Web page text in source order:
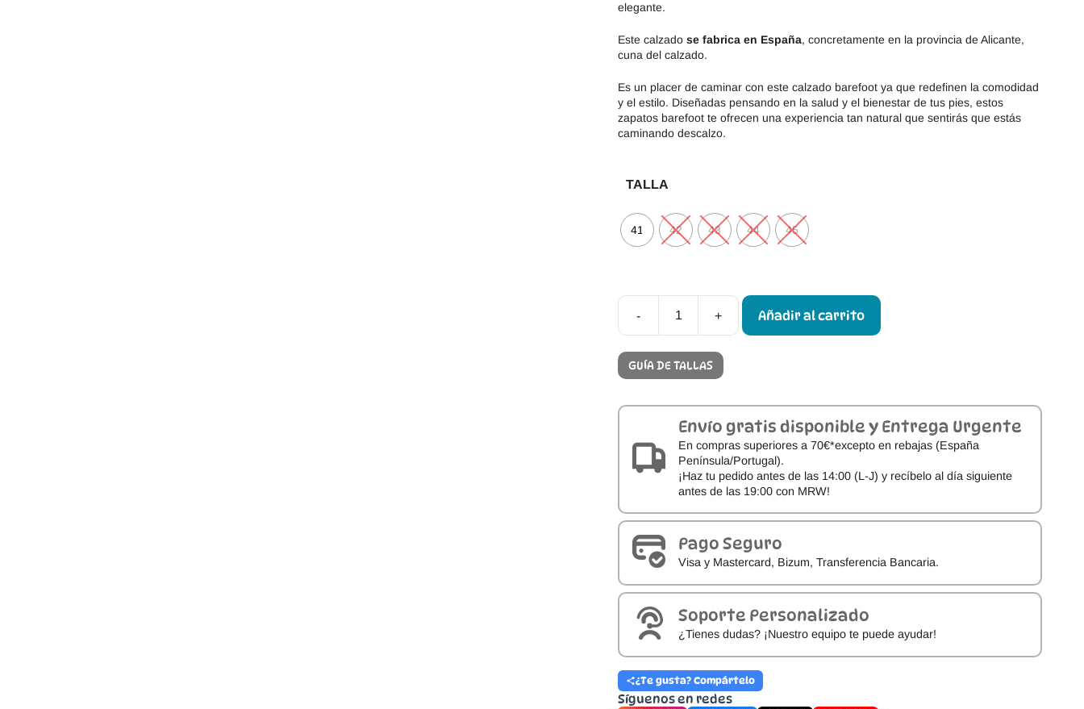
elegante.
Este calzado se fabrica en España, concretamente en la provincia de Alicante,
cuna del calzado.
Es un placer de caminar con este calzado barefoot ya que redefinen la comodidad
y el estilo. Diseñadas pensando en la salud y el bienestar de tus pies, estos
zapatos barefoot te ofrecen una experiencia tan natural que sentirás que estás
caminando descalzo.
TALLA
41 42 43 44 45
-
Zapatos
Respetuosos
Dispares
Mimosos
Marino
+ Añadir al carrito
GUÍA DE TALLAS
Envío gratis disponible y Entrega Urgente
En compras superiores a 70€*excepto en rebajas (España
Península/Portugal).
¡Haz tu pedido antes de las 14:00 (L-J) y recíbelo al día siguiente
antes de las 19:00 con MRW!
Pago Seguro
Visa y Mastercard, Bizum, Transferencia Bancaria.
Soporte Personalizado
¿Tienes dudas? ¡Nuestro equipo te puede ayudar!
¿Te gusta? Compártelo
Síguenos en redes